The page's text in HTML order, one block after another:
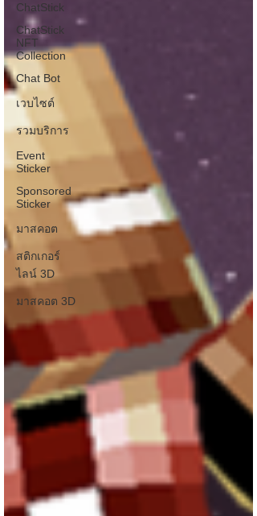
ChatStick
ChatStick
NFT
Collection
Chat Bot
เวบไซต์
รวมบริการ
Event
Sticker
Sponsored
Sticker
มาสคอต
สติกเกอร์
ไลน์ 3D
มาสคอต 3D